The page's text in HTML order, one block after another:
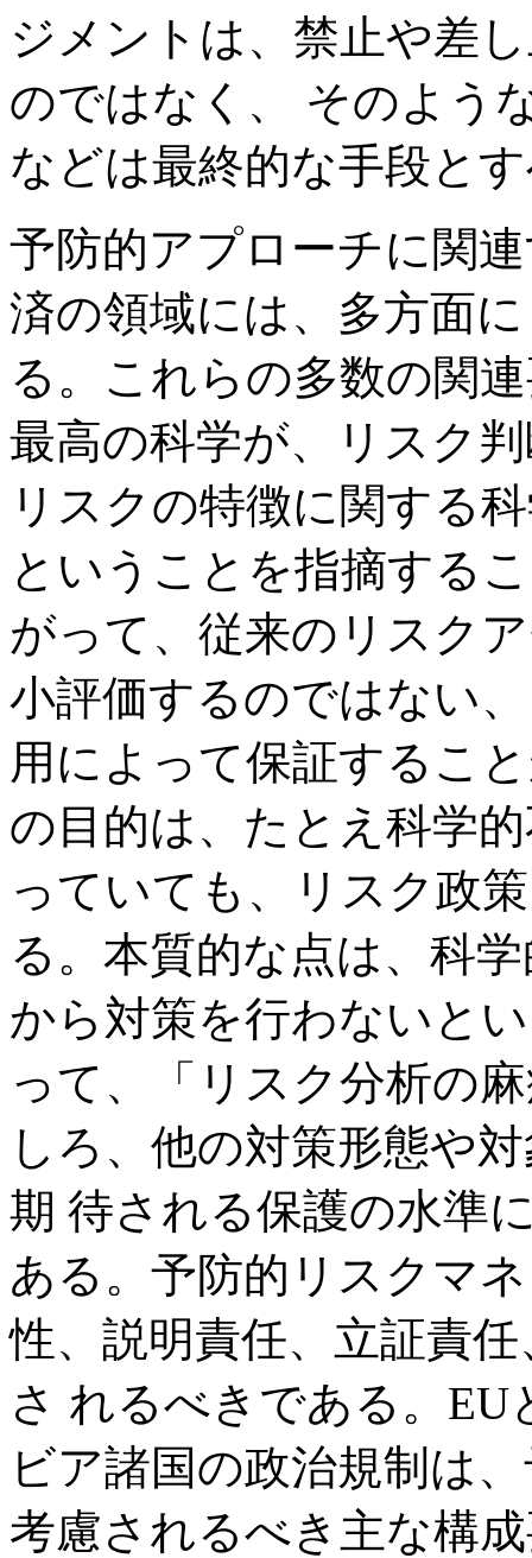
ジメントは、禁止や差
のではなく、 そのよう
などは最終的な手段と
予防的アプローチに関
済の領域には、多方面
る。これらの多数の関
最高の科学が、リスク
リスクの特徴に関する
ということを指摘する
がって、従来のリスク
小評価するのではない
用によって保証するこ
の目的は、たとえ科学
っていても、リスク政
る。本質的な点は、科
から対策を行わないと
って、「リスク分析の
しろ、他の対策形態や
期 待される保護の水準
ある。予防的リスクマ
性、説明責任、立証責
さ れるべきである。
ビア諸国の政治規制は
考慮されるべき主な構